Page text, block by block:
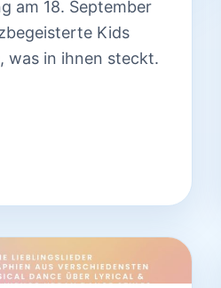
am 18. September
Kids
was in ihnen steckt.